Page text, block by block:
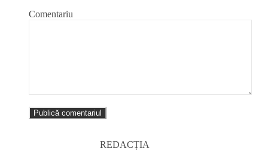
Comentariu
REDACȚIA